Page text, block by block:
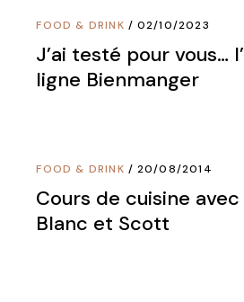
FOOD & DRINK 02/10/2023
J’ai testé pour vous…
ligne Bienmanger
FOOD & DRINK 20/08/2014
Cours de cuisine
Blanc et Scott